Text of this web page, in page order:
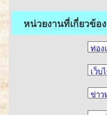
หน่วยงานที่เกี่ยวข้อง